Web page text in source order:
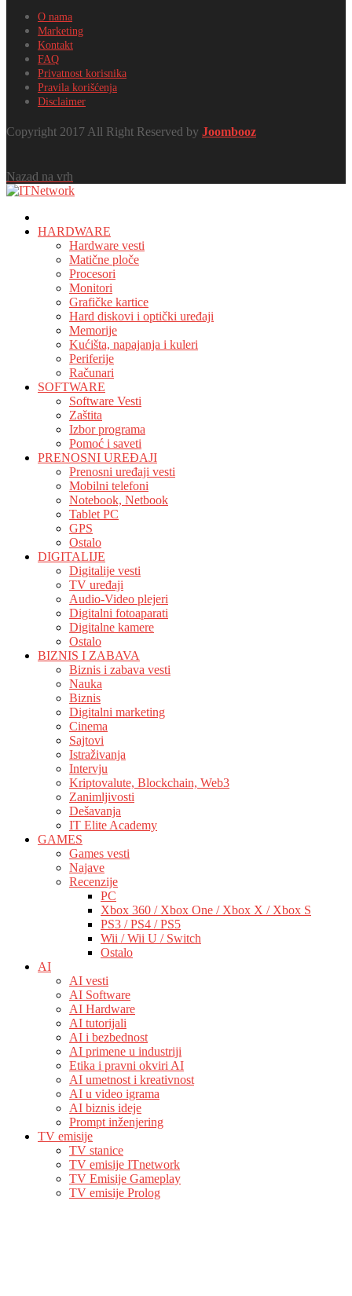
O nama
Marketing
Kontakt
FAQ
Privatnost korisnika
Pravila korišćenja
Disclaimer
Copyright 2017 All Right Reserved by Joombooz
Nazad na vrh
HARDWARE
Hardware vesti
Matične ploče
Procesori
Monitori
Grafičke kartice
Hard diskovi i optički uređaji
Memorije
Kućišta, napajanja i kuleri
Periferije
Računari
SOFTWARE
Software Vesti
Zaštita
Izbor programa
Pomoć i saveti
PRENOSNI UREĐAJI
Prenosni uređaji vesti
Mobilni telefoni
Notebook, Netbook
Tablet PC
GPS
Ostalo
DIGITALIJE
Digitalije vesti
TV uređaji
Audio-Video plejeri
Digitalni fotoaparati
Digitalne kamere
Ostalo
BIZNIS I ZABAVA
Biznis i zabava vesti
Nauka
Biznis
Digitalni marketing
Cinema
Sajtovi
Istraživanja
Intervju
Kriptovalute, Blockchain, Web3
Zanimljivosti
Dešavanja
IT Elite Academy
GAMES
Games vesti
Najave
Recenzije
PC
Xbox 360 / Xbox One / Xbox X / Xbox S
PS3 / PS4 / PS5
Wii / Wii U / Switch
Ostalo
AI
AI vesti
AI Software
AI Hardware
AI tutorijali
AI i bezbednost
AI primene u industriji
Etika i pravni okviri AI
AI umetnost i kreativnost
AI u video igrama
AI biznis ideje
Prompt inženjering
TV emisije
TV stanice
TV emisije ITnetwork
TV Emisije Gameplay
TV emisije Prolog